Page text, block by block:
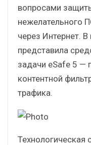
вопросами
нежелательного
через Интернет.
представила
задачи eSafe 5 —
контентной
трафика.
Технологическая